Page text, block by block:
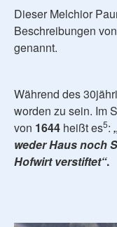
Dieser Melchior
Beschreibungen
genannt.
Während des
worden zu sein. Im
von 1644 heißt es5:
weder Haus noch
Hofwirt verstiftet“.